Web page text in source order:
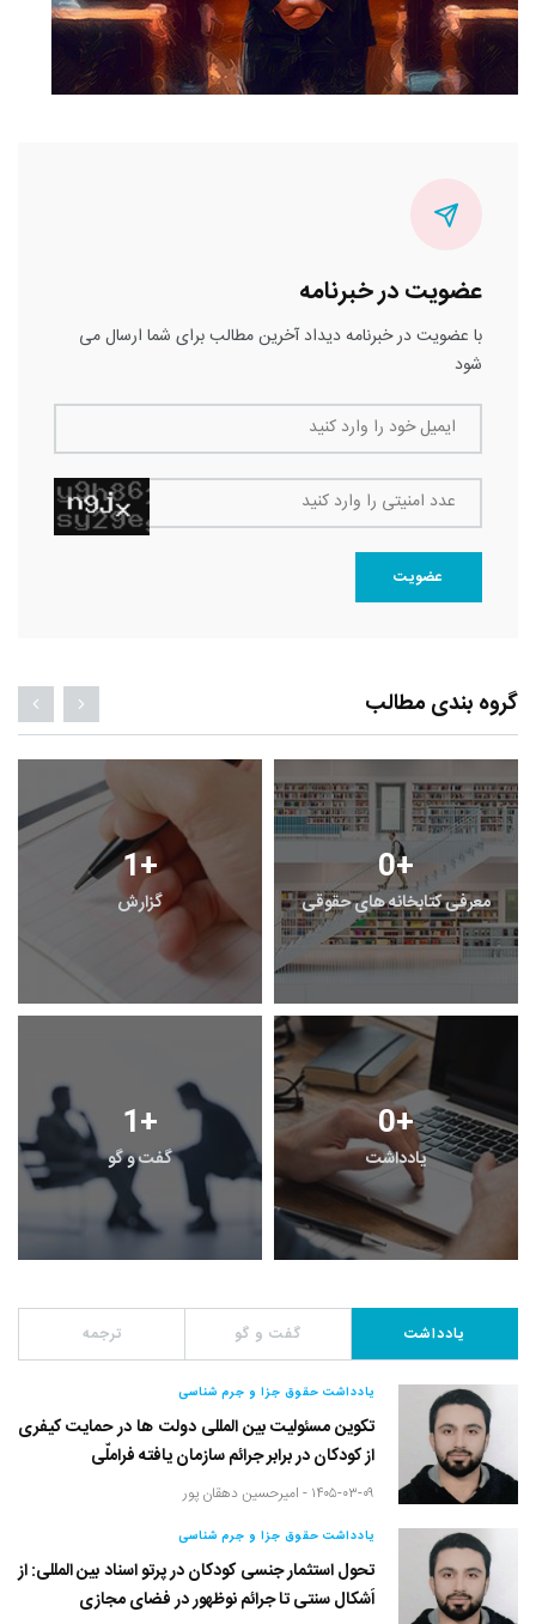
عضویت در خبرنامه
با عضویت در خبرنامه دیداد آخرین مطالب برای شما ارسال می
شود
ایمیل خود را وارد کنید
عدد امنیتی را وارد کنید
عضویت
گروه بندی مطالب
1+
گزارش
0+
معرفی کتابخانه های حقوقی
1+
گفت و گو
0+
یادداشت
یادداشت گفت و گو ترجمه
یادداشت حقوق جزا و جرم شناسی
تکوین مسئولیت بین المللی دولت ها در حمایت کیفری
از کودکان در برابر جرائم سازمان یافته فراملّی
۱۴۰۵-۰۳-۰۹ - امیرحسین دهقان پور
یادداشت حقوق جزا و جرم شناسی
تحول استثمار جنسی کودکان در پرتو اسناد بین المللی: از
اَشکال سنتی تا جرائم نوظهور در فضای مجازی